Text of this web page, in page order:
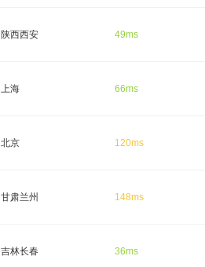
陕西西安 49ms
上海 66ms
北京 120ms
甘肃兰州 148ms
吉林长春 36ms